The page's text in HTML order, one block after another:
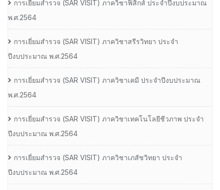
การเยี่ยมสํารวจ (SAR VISIT) ภาควิชาฟิสิกส์ ประจําปีงบประมาณ
พ.ศ.2564
การเยี่ยมสํารวจ (SAR VISIT) ภาควิชาสรีรวิทยา ประจํา
ปีงบประมาณ พ.ศ.2564
การเยี่ยมสํารวจ (SAR VISIT) ภาควิชาเคมี ประจําปีงบประมาณ
พ.ศ.2564
การเยี่ยมสํารวจ (SAR VISIT) ภาควิชาเทคโนโลยีชีวภาพ ประจํา
ปีงบประมาณ พ.ศ.2564
การเยี่ยมสํารวจ (SAR VISIT) ภาควิชาเภสัชวิทยา ประจํา
ปีงบประมาณ พ.ศ.2564